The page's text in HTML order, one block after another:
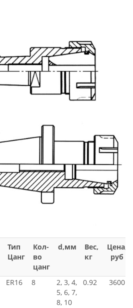
Тип
Цанг
Кол-
во
цанг
d,мм
Вес,
кг
Цена,
руб
ER16 8
2, 3, 4,
5, 6, 7,
8, 10
0.92 3600